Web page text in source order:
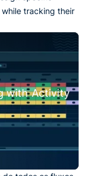
tracking their
with Activity